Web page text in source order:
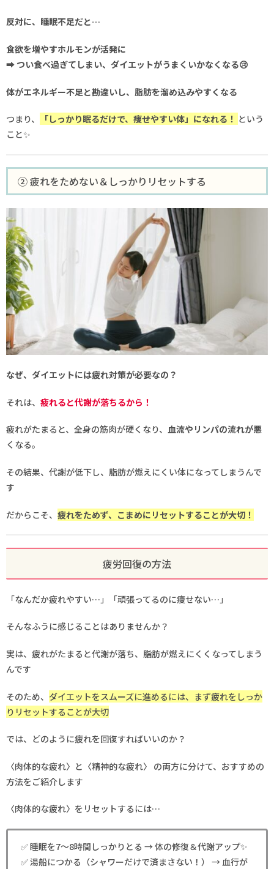
反対に、睡眠不足だと…
食欲を増やすホルモンが活発に
➡ つい食べ過ぎてしまい、ダイエットがうまくいかなくなる😢
体がエネルギー不足と勘違いし、脂肪を溜め込みやすくなる
つまり、 「しっかり眠るだけで、痩せやすい体」になれる！ という
こと✨
② 疲れをためない＆しっかりリセットする
なぜ、ダイエットには疲れ対策が必要なの？
それは、 疲れると代謝が落ちるから！
疲れがたまると、全身の筋肉が硬くなり、 血流やリンパの流れが悪
くなる。
その結果、代謝が低下し、脂肪が燃えにくい体になってしまうんで
す
だからこそ、 疲れをためず、こまめにリセットすることが大切！
疲労回復の方法
「なんだか疲れやすい…」「頑張ってるのに痩せない…」
そんなふうに感じることはありませんか？
実は、疲れがたまると代謝が落ち、脂肪が燃えにくくなってしまう
んです
そのため、 ダイエットをスムーズに進めるには、まず疲れをしっか
りリセットすることが大切
では、どのように疲れを回復すればいいのか？
〈肉体的な疲れ〉と〈精神的な疲れ〉 の両方に分けて、おすすめの
方法をご紹介します
〈肉体的な疲れ〉をリセットするには…
✅ 睡眠を7～8時間しっかりとる → 体の修復＆代謝アップ✨
✅ 湯船につかる（シャワーだけで済まさない！） → 血行が